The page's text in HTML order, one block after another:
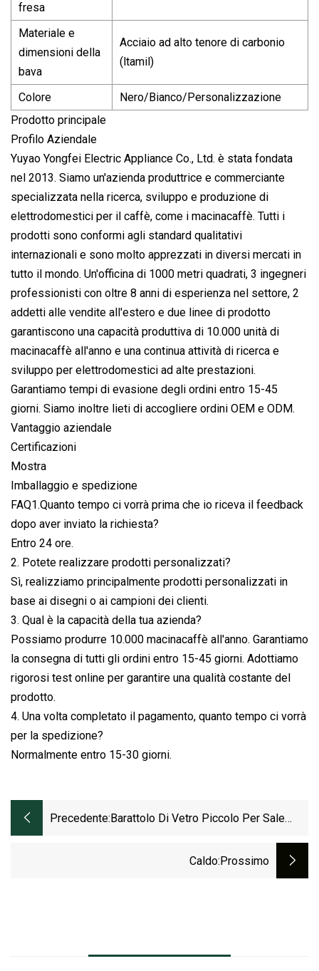
fresa
Materiale e
dimensioni della
bava
Acciaio ad alto tenore di carbonio
(ltamil)
Colore
Nero/Bianco/Personalizzazione
Prodotto principale
Profilo Aziendale
Yuyao Yongfei Electric Appliance Co., Ltd. è stata fondata
nel 2013. Siamo un'azienda produttrice e commerciante
specializzata nella ricerca, sviluppo e produzione di
elettrodomestici per il caffè, come i macinacaffè. Tutti i
prodotti sono conformi agli standard qualitativi
internazionali e sono molto apprezzati in diversi mercati in
tutto il mondo. Un'officina di 1000 metri quadrati, 3 ingegneri
professionisti con oltre 8 anni di esperienza nel settore, 2
addetti alle vendite all'estero e due linee di prodotto
garantiscono una capacità produttiva di 10.000 unità di
macinacaffè all'anno e una continua attività di ricerca e
sviluppo per elettrodomestici ad alte prestazioni.
Garantiamo tempi di evasione degli ordini entro 15-45
giorni. Siamo inoltre lieti di accogliere ordini OEM e ODM.
Vantaggio aziendale
Certificazioni
Mostra
Imballaggio e spedizione
FAQ1.Quanto tempo ci vorrà prima che io riceva il feedback
dopo aver inviato la richiesta?
Entro 24 ore.
2. Potete realizzare prodotti personalizzati?
Sì, realizziamo principalmente prodotti personalizzati in
base ai disegni o ai campioni dei clienti.
3. Qual è la capacità della tua azienda?
Possiamo produrre 10.000 macinacaffè all'anno. Garantiamo
la consegna di tutti gli ordini entro 15-45 giorni. Adottiamo
rigorosi test online per garantire una qualità costante del
prodotto.
4. Una volta completato il pagamento, quanto tempo ci vorrà
per la spedizione?
Normalmente entro 15-30 giorni.
Precedente:Barattolo Di Vetro Piccolo Per Sale
Spezie, Pepe, Bottiglie Di Condimento
Vuote Da 8 Once, Shaker Da 200 Ml
Caldo:Prossimo